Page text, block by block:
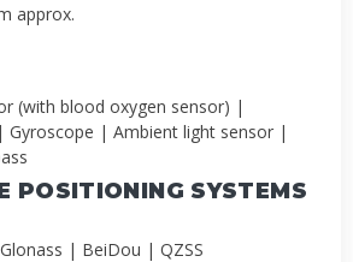
approx.
(with blood oxygen sensor) |
Gyroscope | Ambient light sensor |
POSITIONING SYSTEMS
| BeiDou | QZSS